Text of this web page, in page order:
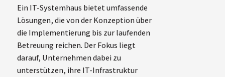
Ein IT-Systemhaus bietet umfassende
Lösungen, die von der Konzeption über
die Implementierung bis zur laufenden
Betreuung reichen. Der Fokus liegt
darauf, Unternehmen dabei zu
unterstützen, ihre IT-Infrastruktur